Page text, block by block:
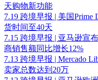
天购物新功能
7.19 跨境早报 | 美国
货时间至40天
7.15 跨境早报 | 亚马逊宣
商销售额同比增长12%
7.13 跨境早报 | Mercado
卖家总数达到20万